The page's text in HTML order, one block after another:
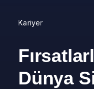
Kariyer
Dünya